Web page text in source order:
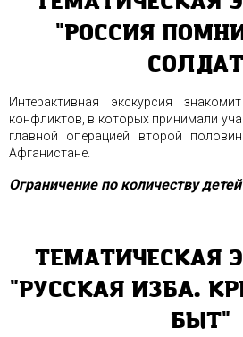
"РОССИЯ
Интерактивная экскурсия
конфликтов, в которых принимали
главной операцией второй
Афганистане.
Ограничение по количеству
ТЕМАТИЧЕСКАЯ
"РУССКАЯ ИЗБА.
БЫТ"